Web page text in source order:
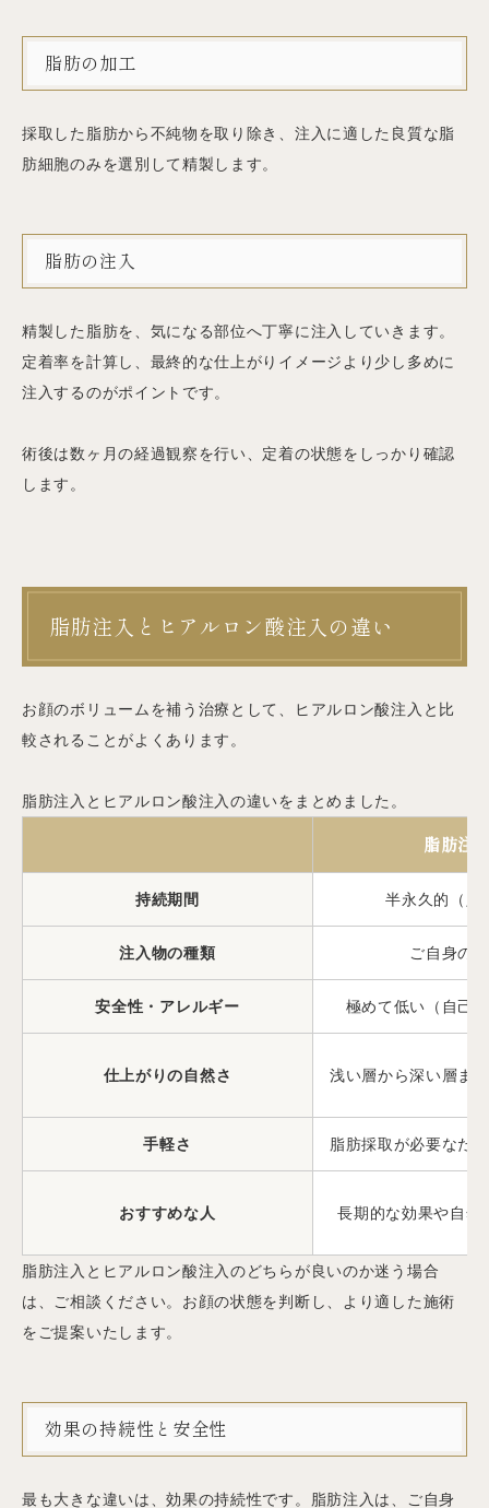
脂肪の加工
採取した脂肪から不純物を取り除き、注入に適した良質な脂
肪細胞のみを選別して精製します。
脂肪の注入
精製した脂肪を、気になる部位へ丁寧に注入していきます。
定着率を計算し、最終的な仕上がりイメージより少し多めに
注入するのがポイントです。
術後は数ヶ月の経過観察を行い、定着の状態をしっかり確認
します。
脂肪注入とヒアルロン酸注入の違い
お顔のボリュームを補う治療として、ヒアルロン酸注入と比
較されることがよくあります。
脂肪注入とヒアルロン酸注入の違いをまとめました。
脂肪注
持続期間 半永久的（定
注入物の種類 ご自身の
安全性・アレルギー 極めて低い（自己
仕上がりの自然さ 浅い層から深い層ま
手軽さ 脂肪採取が必要なた
おすすめな人 長期的な効果や自然
脂肪注入とヒアルロン酸注入のどちらが良いのか迷う場合
は、ご相談ください。お顔の状態を判断し、より適した施術
をご提案いたします。
効果の持続性と安全性
最も大きな違いは、効果の持続性です。脂肪注入は、ご自身